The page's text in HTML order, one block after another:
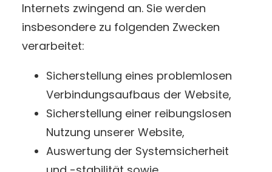
Internets zwingend an. Sie werden
insbesondere zu folgenden Zwecken
verarbeitet:
Sicherstellung eines problemlosen
Verbindungsaufbaus der Website,
Sicherstellung einer reibungslosen
Nutzung unserer Website,
Auswertung der Systemsicherheit